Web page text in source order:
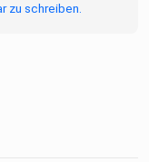
zu schreiben.